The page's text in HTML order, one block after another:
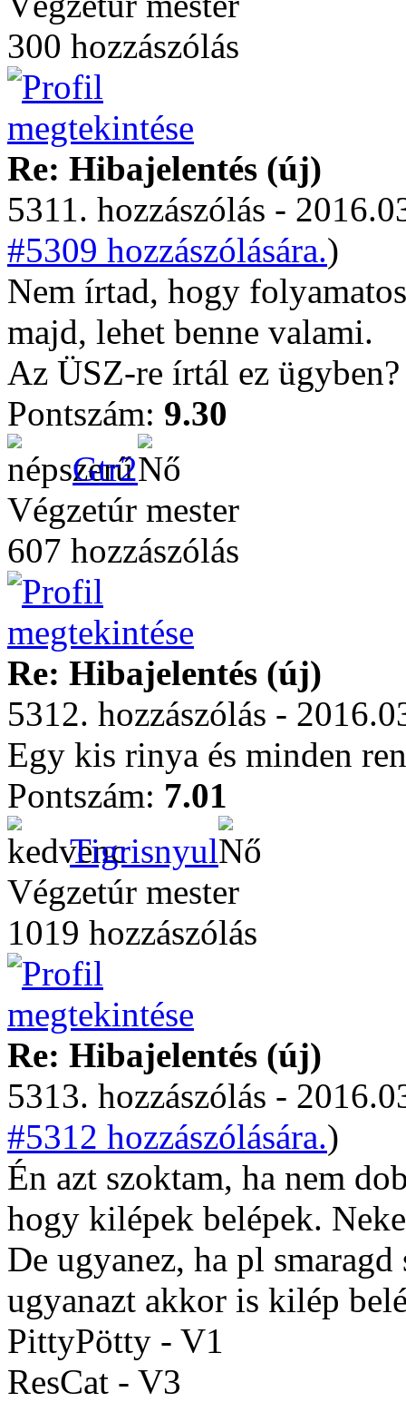
300 hozzászólás
Re: Hibajelentés (új)
5311. hozzászólás -
#5309 hozzászólására.)
Nem írtad, hogy
majd, lehet benne valami.
Az ÜSZ-re írtál ez ügyben?
Pontszám: 9.30
Gtr2
Végzetúr mester
607 hozzászólás
Re: Hibajelentés (új)
5312. hozzászólás -
Egy kis rinya és minden
Pontszám: 7.01
Tigrisnyul
Végzetúr mester
1019 hozzászólás
Re: Hibajelentés (új)
5313. hozzászólás -
#5312 hozzászólására.)
Én azt szoktam, ha nem
hogy kilépek belépek.
De ugyanez, ha pl
ugyanazt akkor is kilép
PittyPötty - V1
ResCat - V3